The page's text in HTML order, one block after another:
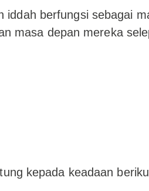
iddah berfungsi sebagai
masa depan mereka
kepada keadaan